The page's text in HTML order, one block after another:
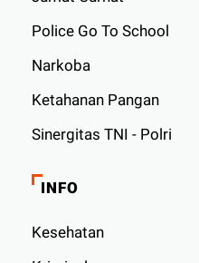
Police Go To School
Narkoba
Ketahanan Pangan
Sinergitas TNI - Polri
INFO
Kesehatan